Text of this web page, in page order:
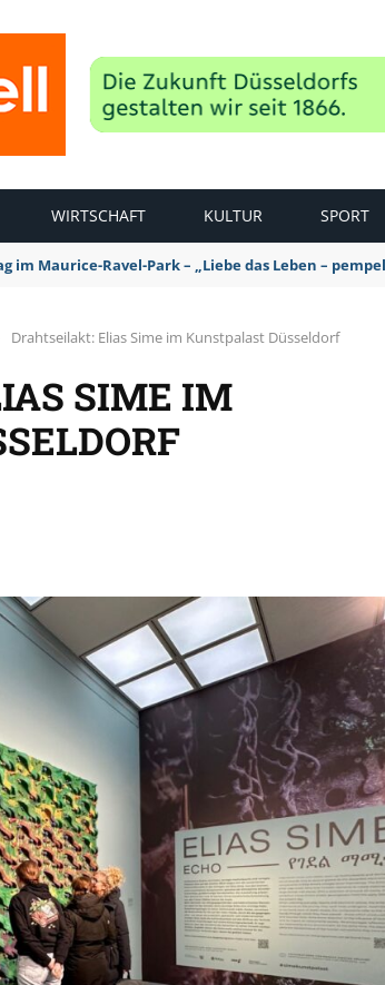
WIRTSCHAFT KULTUR SPORT
im Maurice-Ravel-Park – „Liebe das Leben –
Drahtseilakt: Elias Sime im Kunstpalast Düsseldorf
SIME IM